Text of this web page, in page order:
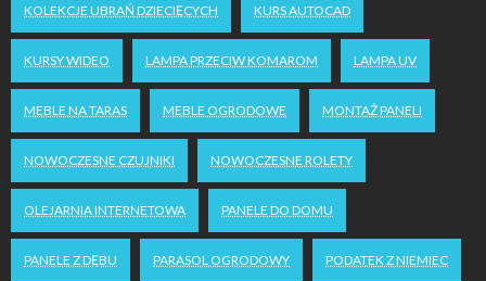
KOLEKCJE UBRAŃ DZIECIĘCYCH KURS AUTOCAD
KURSY WIDEO LAMPA PRZECIW KOMAROM LAMPA UV
MEBLE NA TARAS MEBLE OGRODOWE MONTAŻ PANELI
NOWOCZESNE CZUJNIKI NOWOCZESNE ROLETY
OLEJARNIA INTERNETOWA PANELE DO DOMU
PANELE Z DĘBU PARASOL OGRODOWY PODATEK Z NIEMIEC